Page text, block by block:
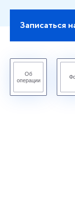
Записаться
Об
операции